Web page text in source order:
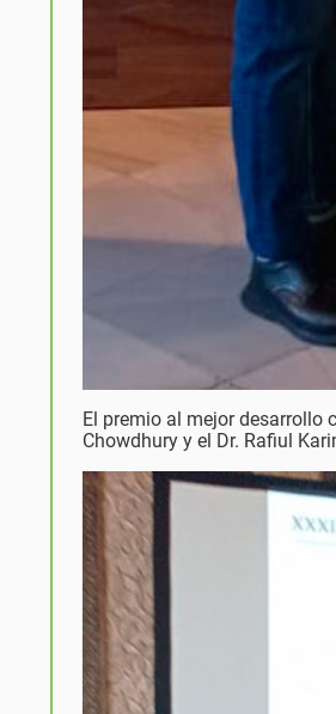
El premio al mejor desarrollo
Chowdhury y el Dr. Rafiul